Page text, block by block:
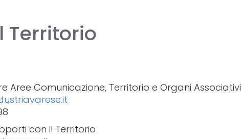
Territorio
Aree Comunicazione, Territorio e Organi Associativi
con il Territorio